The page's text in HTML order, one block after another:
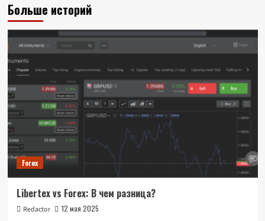
Больше историй
Forex
Libertex vs Forex: В чем разница?
Redactor 12 мая 2025